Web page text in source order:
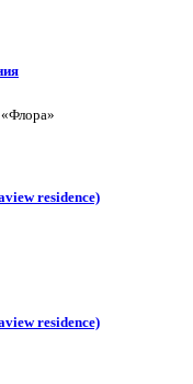
rеsidence)
rеsidence)